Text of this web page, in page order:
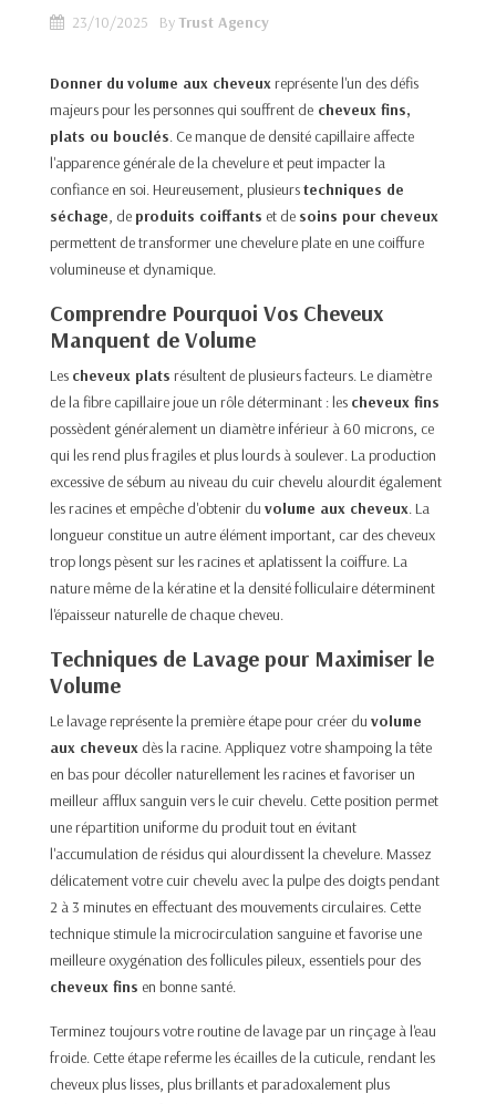
23/10/2025 ByTrust Agency
Donner du volume aux cheveuxreprésente l'un des défis
majeurs pour les personnes qui souffrent de cheveux fins,
plats ou bouclés. Ce manque de densité capillaire affecte
l'apparence générale de la chevelure et peut impacter la
confiance en soi. Heureusement, plusieurstechniques de
séchage, de produits coiffants et de soins pour cheveux
permettent de transformer une chevelure plate en une coiffure
volumineuse et dynamique.
Comprendre Pourquoi Vos Cheveux
Manquent de Volume
Les cheveux plats résultent de plusieurs facteurs. Le diamètre
de la fibre capillaire joue un rôle déterminant : les cheveux fins
possèdent généralement un diamètre inférieur à 60 microns, ce
qui les rend plus fragiles et plus lourds à soulever. La production
excessive de sébum au niveau du cuir chevelu alourdit également
les racines et empêche d'obtenir du volume aux cheveux. La
longueur constitue un autre élément important, car des cheveux
trop longs pèsent sur les racines et aplatissent la coiffure. La
nature même de la kératine et la densité folliculaire déterminent
l'épaisseur naturelle de chaque cheveu.
Techniques de Lavage pour Maximiser le
Volume
Le lavage représente la première étape pour créer du volume
aux cheveux dès la racine. Appliquez votre shampoing la tête
en bas pour décoller naturellement les racines et favoriser un
meilleur afflux sanguin vers le cuir chevelu. Cette position permet
une répartition uniforme du produit tout en évitant
l'accumulation de résidus qui alourdissent la chevelure. Massez
délicatement votre cuir chevelu avec la pulpe des doigts pendant
2 à 3 minutes en effectuant des mouvements circulaires. Cette
technique stimule la microcirculation sanguine et favorise une
meilleure oxygénation des follicules pileux, essentiels pour des
cheveux fins en bonne santé.
Terminez toujours votre routine de lavage par un rinçage à l'eau
froide. Cette étape referme les écailles de la cuticule, rendant les
cheveux plus lisses, plus brillants et paradoxalement plus